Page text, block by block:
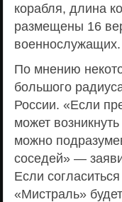
корабля, длина
размещены 16
военнослужащих.
По мнению
большого
России. «Если
может
можно
соседей» —
Если
«Мистраль»